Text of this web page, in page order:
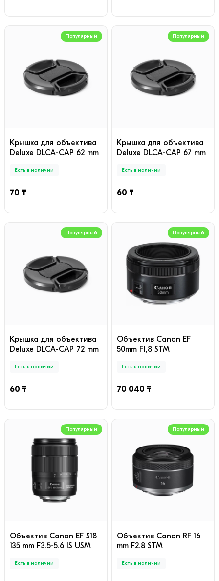
Популярный
Крышка для объектива
Deluxe DLCA-CAP 62 mm
Есть в наличии
70 ₸
Популярный
Крышка для объектива
Deluxe DLCA-CAP 67 mm
Есть в наличии
60 ₸
Популярный
Крышка для объектива
Deluxe DLCA-CAP 72 mm
Есть в наличии
60 ₸
Популярный
Объектив Canon EF
50mm F1,8 STM
Есть в наличии
70 040 ₸
Популярный
Объектив Canon EF S18-
135 mm F3.5-5.6 IS USM
Есть в наличии
Популярный
Объектив Canon RF 16
mm F2.8 STM
Есть в наличии